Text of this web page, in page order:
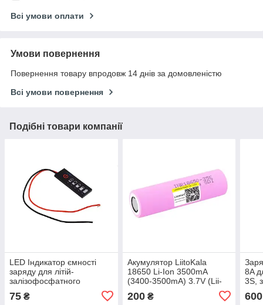
Всі умови оплати
Умови повернення
Повернення товару впродовж 14 днів за домовленістю
Всі умови повернення
Подібні товари компанії
LED Індикатор ємності
заряду для літій-
залізофосфатного
LiFePO4 акумулятора 4s
12V
75 ₴
Акумулятор LiitoKala
18650 Li-Ion 3500mA
(3400-3500mA) 3.7V (Lii-
200₴
8A
3S,
600